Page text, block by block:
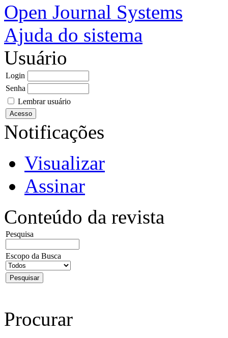
Open Journal Systems
Ajuda do sistema
Usuário
Login
Senha
Lembrar usuário
Notificações
Visualizar
Assinar
Conteúdo da revista
Pesquisa
Escopo da Busca
Procurar